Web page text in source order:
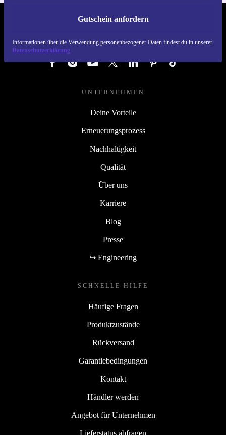
Gutschein anfordern
Informationen über die Verwendung personenbezogener Daten findest du in unserer
Datenschutzerklärung
REFURBED ÖSTERREICH - RETHINK NEW.
FOLGE UNS
UNTERNEHMEN
Deine Vorteile
Erneuerungsprozess
Nachhaltigkeit
Qualität
Über uns
Karriere
Blog
Presse
↪ Engineering
SCHNELLE HILFE
Häufige Fragen
Produktzustände
Rückversand
Garantiebedingungen
Kontakt
Händler werden
Angebot für Unternehmen